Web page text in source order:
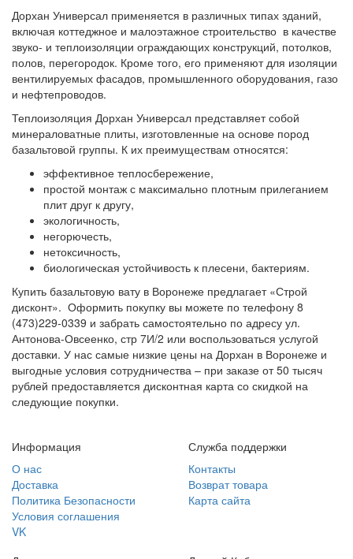
Дорхан Универсал применяется в различных типах зданий,
включая коттеджное и малоэтажное строительство в качестве
звуко- и теплоизоляции ограждающих конструкций, потолков,
полов, перегородок. Кроме того, его применяют для изоляции
вентилируемых фасадов, промышленного оборудования, газо
и нефтепроводов.
Теплоизоляция Дорхан Универсал представляет собой
минераловатные плиты, изготовленные на основе пород
базальтовой группы. К их преимуществам относятся:
эффективное теплосбережение,
простой монтаж с максимально плотным прилеганием
плит друг к другу,
экологичность,
негорючесть,
нетоксичность,
биологическая устойчивость к плесени, бактериям.
Купить базальтовую вату в Воронеже предлагает «Строй
дисконт». Оформить покупку вы можете по телефону 8
(473)229-0339 и забрать самостоятельно по адресу ул.
Антонова-Овсеенко, стр 7И/2 или воспользоваться услугой
доставки. У нас самые низкие цены на Дорхан в Воронеже и
выгодные условия сотрудничества – при заказе от 50 тысяч
рублей предоставляется дисконтная карта со скидкой на
следующие покупки.
Информация
О нас
Доставка
Политика Безопасности
Условия соглашения
VK
Служба поддержки
Контакты
Возврат товара
Карта сайта